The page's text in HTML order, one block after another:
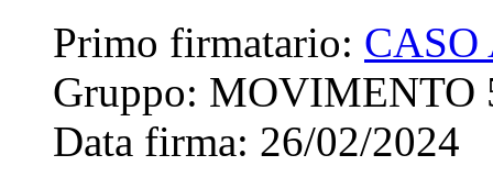
Primo firmatario:
Gruppo: MOVIMENTO
Data firma: 26/02/2024